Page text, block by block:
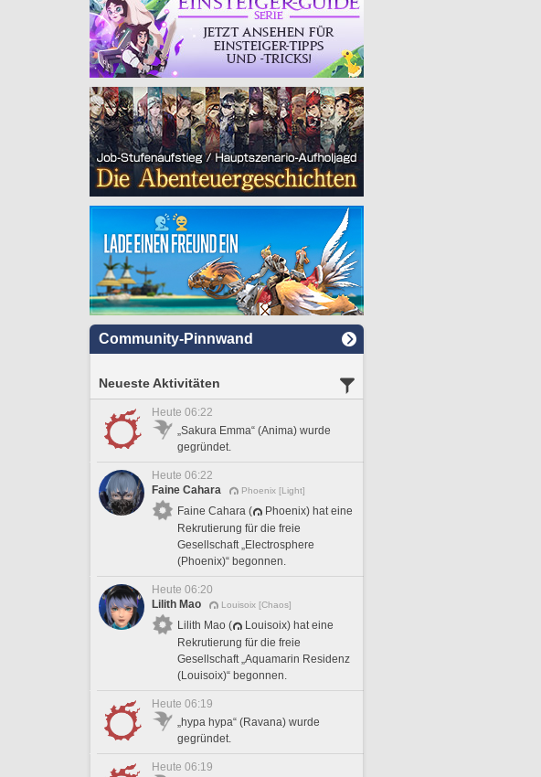
Community-Pinnwand
Neueste Aktivitäten
Heute 06:22
„Sakura Emma“ (Anima) wurde
gegründet.
Heute 06:22
Faine Cahara
Phoenix [Light]
Faine Cahara (
Phoenix) hat eine
Rekrutierung für die freie
Gesellschaft „Electrosphere
(Phoenix)“ begonnen.
Heute 06:20
Lilith Mao
Louisoix [Chaos]
Lilith Mao (
Louisoix) hat eine
Rekrutierung für die freie
Gesellschaft „Aquamarin Residenz
(Louisoix)“ begonnen.
Heute 06:19
„hypa hypa“ (Ravana) wurde
gegründet.
Heute 06:19